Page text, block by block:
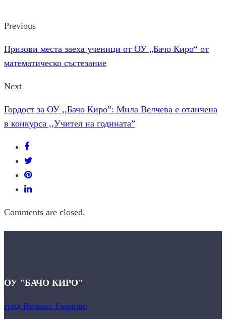
Previous
Призови места заеха ученици от ОУ „Бачо Киро“ от
математическо състезание
Next
Гордост за ОУ ,,Бачо Киро”: Мила Велчева е отличена
в конкурса ,,Учител на годината”
Comments are closed.
ОУ "БАЧО КИРО"
град Велико Търново